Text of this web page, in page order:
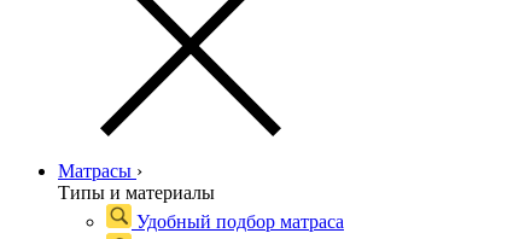
Матрасы ›
Типы и материалы
Удобный подбор матраса